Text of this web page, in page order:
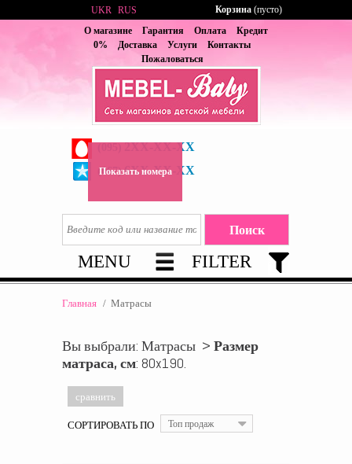
О магазине Гарантия Оплата
Кредит
0%
Доставка Услуги
Контакты
Пожаловаться
2XX-XX-XX
(067) 6XX-XX-XX
Показать номера
UKR RUS Корзина (пусто)
MENU FILTER
Главная / Матрасы
Вы выбрали: Матрасы > Размер
матраса, см: 80x190.
СОРТИРОВАТЬ ПО Топ продаж